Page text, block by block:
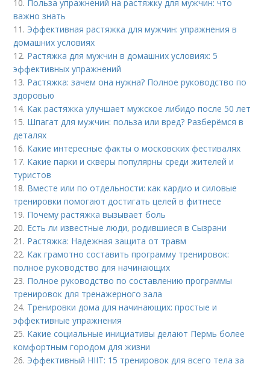
10. Польза упражнений на растяжку для мужчин: что
важно знать
11. Эффективная растяжка для мужчин: упражнения в
домашних условиях
12. Растяжка для мужчин в домашних условиях: 5
эффективных упражнений
13. Растяжка: зачем она нужна? Полное руководство по
здоровью
14. Как растяжка улучшает мужское либидо после 50 лет
15. Шпагат для мужчин: польза или вред? Разберёмся в
деталях
16. Какие интересные факты о московских фестивалях
17. Какие парки и скверы популярны среди жителей и
туристов
18. Вместе или по отдельности: как кардио и силовые
тренировки помогают достигать целей в фитнесе
19. Почему растяжка вызывает боль
20. Есть ли известные люди, родившиеся в Сызрани
21. Растяжка: Надежная защита от травм
22. Как грамотно составить программу тренировок:
полное руководство для начинающих
23. Полное руководство по составлению программы
тренировок для тренажерного зала
24. Тренировки дома для начинающих: простые и
эффективные упражнения
25. Какие социальные инициативы делают Пермь более
комфортным городом для жизни
26. Эффективный HIIT: 15 тренировок для всего тела за